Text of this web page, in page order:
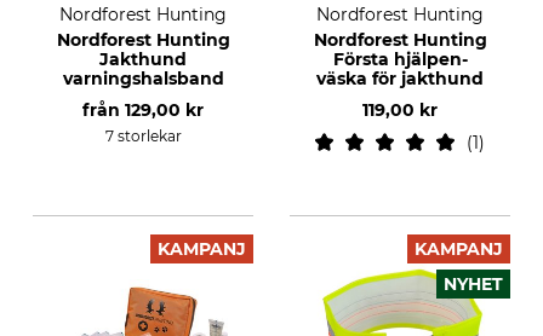
Nordforest Hunting
Nordforest Hunting
Jakthund
varningshalsband
från 129,00 kr
7 storlekar
Nordforest Hunting
Nordforest Hunting
Första hjälpen-
väska för jakthund
119,00 kr
1
KAMPANJ
KAMPANJ
NYHET